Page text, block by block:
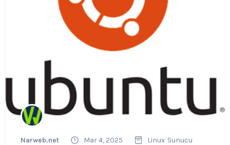
Narweb.net Mar 4, 2025 Linux Sunucu